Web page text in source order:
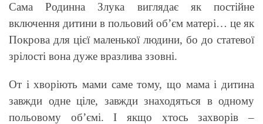
Сама Родинна Злука виглядає як постійне
включення дитини в польовий об’єм матері… це як
Покрова для цієї маленької людини, бо до статевої
зрілості вона дуже вразлива ззовні.
От і хворіють мами саме тому, що мама і дитина
завжди одне ціле, завжди знаходяться в одному
польовому об’ємі. І якщо хтось захворів –